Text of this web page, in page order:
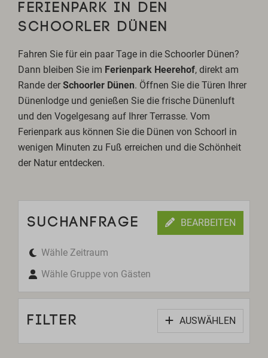
FERIENPARK IN DEN
SCHOORLER DÜNEN
Fahren Sie für ein paar Tage in die Schoorler Dünen?
Dann bleiben Sie im Ferienpark Heerehof, direkt am
Rande derSchoorler Dünen. Öffnen Sie die Türen Ihrer
Dünenlodge und genießen Sie die frische Dünenluft
und den Vogelgesang auf Ihrer Terrasse. Vom
Ferienpark aus können Sie die Dünen von Schoorl in
wenigen Minuten zu Fuß erreichen und die Schönheit
der Natur entdecken.
SUCHANFRAGE BEARBEITEN
Wähle Zeitraum
Wähle Gruppe von Gästen
FILTER AUSWÄHLEN